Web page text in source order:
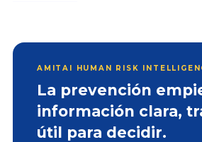
AMITAI HUMAN RISK
La prevención
información clara,
útil para decidir.